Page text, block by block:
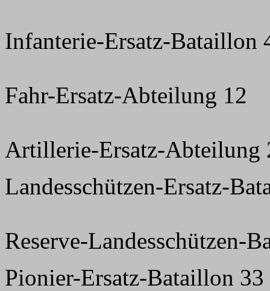
Infanterie-Ersatz-Bataillon
Fahr-Ersatz-Abteilung 12
Artillerie-Ersatz-Abteilung
Landesschützen-Ersatz-
Reserve-Landesschützen-
Pionier-Ersatz-Bataillon 33